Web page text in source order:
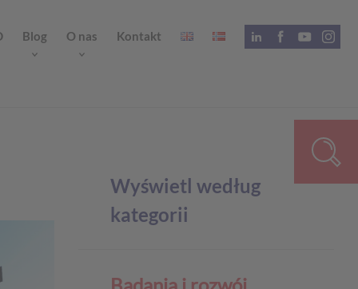
Blog O nas Kontakt
Wyświetl według
kategorii